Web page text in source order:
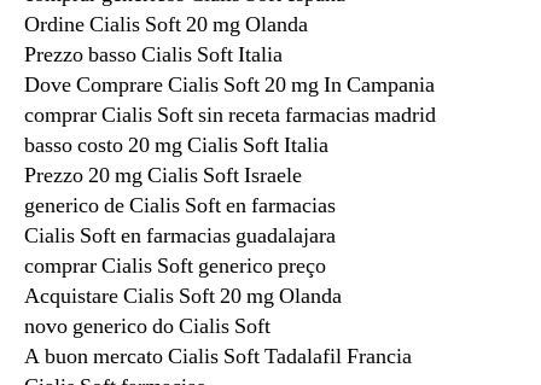
Ordine Cialis Soft 20 mg Olanda
Prezzo basso Cialis Soft Italia
Dove Comprare Cialis Soft 20 mg In Campania
comprar Cialis Soft sin receta farmacias madrid
basso costo 20 mg Cialis Soft Italia
Prezzo 20 mg Cialis Soft Israele
generico de Cialis Soft en farmacias
Cialis Soft en farmacias guadalajara
comprar Cialis Soft generico preço
Acquistare Cialis Soft 20 mg Olanda
novo generico do Cialis Soft
A buon mercato Cialis Soft Tadalafil Francia